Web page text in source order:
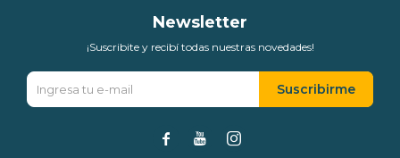
Newsletter
¡Suscribite y recibí todas nuestras novedades!
Suscribirme
  